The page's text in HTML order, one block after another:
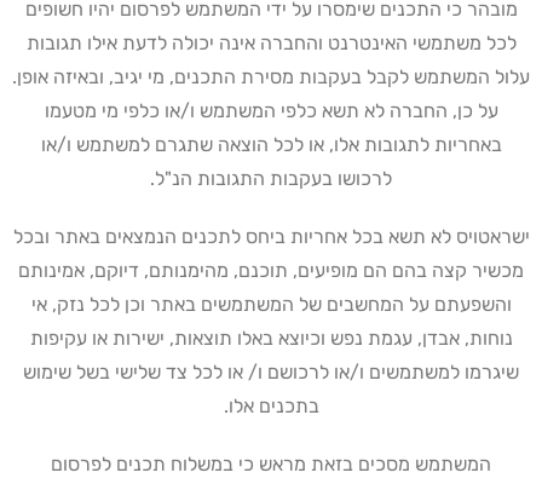
מובהר כי התכנים שימסרו על ידי המשתמש לפרסום יהיו חשופים
לכל משתמשי האינטרנט והחברה אינה יכולה לדעת אילו תגובות
עלול המשתמש לקבל בעקבות מסירת התכנים, מי יגיב, ובאיזה אופן.
על כן, החברה לא תשא כלפי המשתמש ו/או כלפי מי מטעמו
באחריות לתגובות אלו, או לכל הוצאה שתגרם למשתמש ו/או
לרכושו בעקבות התגובות הנ"ל.
ישראטויס לא תשא בכל אחריות ביחס לתכנים הנמצאים באתר ובכל
מכשיר קצה בהם הם מופיעים, תוכנם, מהימנותם, דיוקם, אמינותם
והשפעתם על המחשבים של המשתמשים באתר וכן לכל נזק, אי
נוחות, אבדן, עגמת נפש וכיוצא באלו תוצאות, ישירות או עקיפות
שיגרמו למשתמשים ו/או לרכושם ו/ או לכל צד שלישי בשל שימוש
בתכנים אלו.
המשתמש מסכים בזאת מראש כי במשלוח תכנים לפרסום